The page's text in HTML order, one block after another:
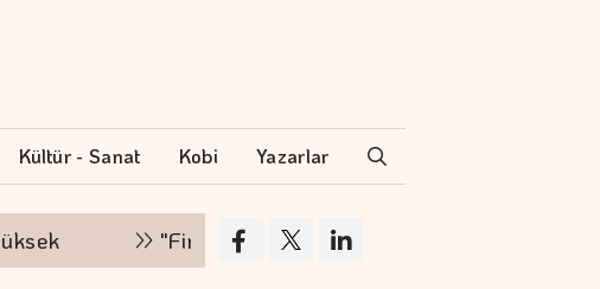
Kültür - Sanat Kobi Yazarlar
"Finansman zinciri kırılırsa üretim zinciri de